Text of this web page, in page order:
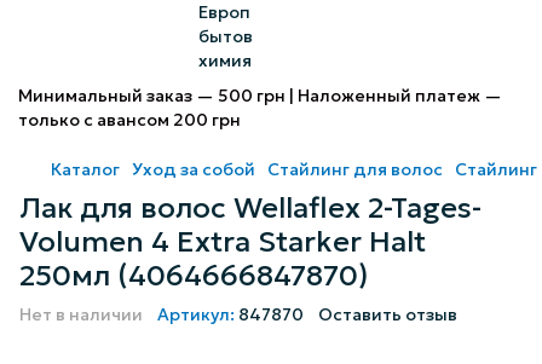
Минимальный заказ — 500 грн | Наложенный платеж —
только с авансом 200 грн
Каталог Уход за собой Стайлинг для волос
Лак для волос Wellaflex 2-Tages-
Volumen 4 Extra Starker Halt
250мл (4064666847870)
Нет в наличии Артикул: 847870 Оставить отзыв